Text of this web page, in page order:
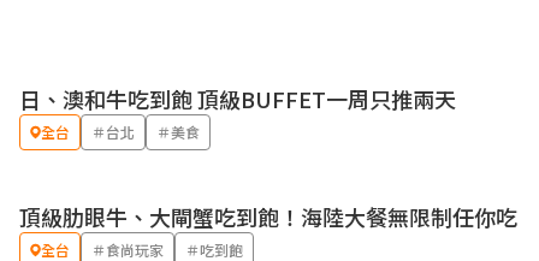
日、澳和牛吃到飽 頂級BUFFET一周只推兩天
全台 ＃台北 ＃美食
頂級肋眼牛、大閘蟹吃到飽！海陸大餐無限制任你吃
全台 ＃食尚玩家 ＃吃到飽